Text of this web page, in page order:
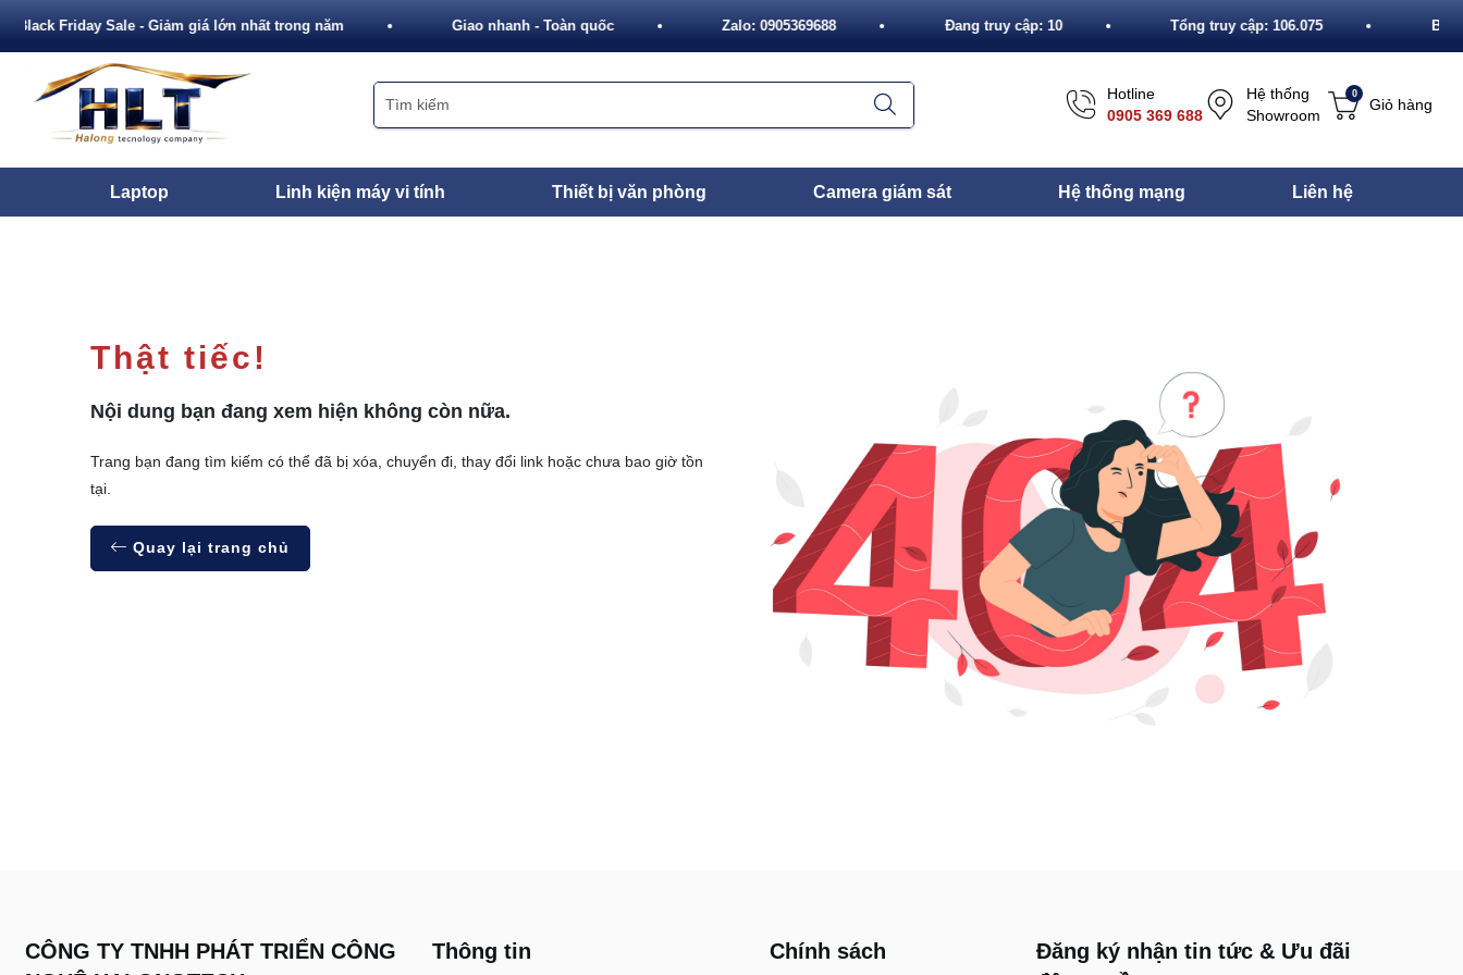
Black Friday Sale - Giảm giá lớn nhất trong năm Giao nhanh - Toàn quốc Zalo: 0905369688 Đang truy cập: 10 Tổng truy cập: 106.075
Hotline
0905 369 688
Hệ thống
Showroom
0
Giỏ hàng
Laptop Linh kiện máy vi tính Thiết bị văn phòng Camera giám sát Hệ thống mạng Liên hệ
Thật tiếc!
Nội dung bạn đang xem hiện không còn nữa.
Trang bạn đang tìm kiếm có thể đã bị xóa, chuyển đi, thay đổi link hoặc chưa bao giờ tồn
tại.
Quay lại trang chủ
CÔNG TY TNHH PHÁT TRIỂN CÔNG
Thông tin Chính sách
Đăng ký nhận tin tức & Ưu đãi